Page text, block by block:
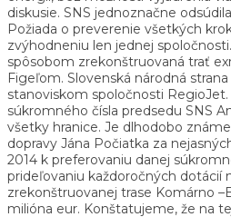
diskusie. SNS jednoznačne
Požiada o preverenie všetkých
zvýhodneniu len jednej
spôsobom zrekonštruovaná trať
Figeľom. Slovenská národná strana
stanoviskom spoločnosti
súkromného čísla predsedu SNS
všetky hranice. Je dlhodobo
dopravy Jána Počiatka za
2014 k preferovaniu danej
prideľovaniu každoročných dotácií
zrekonštruovanej trase Komárno
milióna eur. Konštatujeme, že na